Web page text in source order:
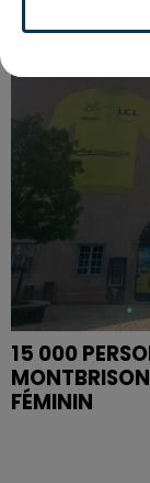
15 000
FÉMININ